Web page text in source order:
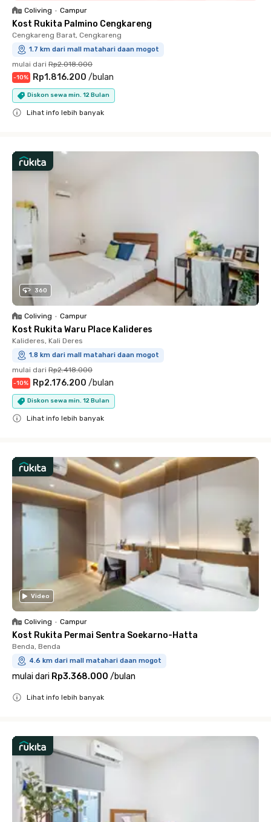
Coliving • Campur
Kost Rukita Palmino Cengkareng
Cengkareng Barat, Cengkareng
1.7 km dari mall matahari daan mogot
mulai dari Rp2.018.000
-10% Rp1.816.200 /bulan
Diskon sewa min. 12 Bulan
Lihat info lebih banyak
360
Coliving • Campur
Kost Rukita Waru Place Kalideres
Kalideres, Kali Deres
1.8 km dari mall matahari daan mogot
mulai dari Rp2.418.000
-10% Rp2.176.200 /bulan
Diskon sewa min. 12 Bulan
Lihat info lebih banyak
Video
Coliving • Campur
Kost Rukita Permai Sentra Soekarno-Hatta
Benda, Benda
4.6 km dari mall matahari daan mogot
mulai dari Rp3.368.000 /bulan
Lihat info lebih banyak